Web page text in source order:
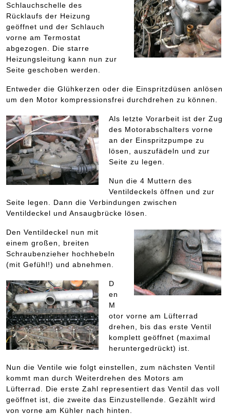
Schlauchschelle des
Rücklaufs der Heizung
geöffnet und der Schlauch
vorne am Termostat
abgezogen. Die starre
Heizungsleitung kann nun zur
Seite geschoben werden.
Entweder die Glühkerzen oder die Einspritzdüsen anlösen
um den Motor kompressionsfrei durchdrehen zu können.
Als letzte Vorarbeit ist der Zug
des Motorabschalters vorne
an der Einspritzpumpe zu
lösen, auszufädeln und zur
Seite zu legen.
Nun die 4 Muttern des
Ventildeckels öffnen und zur
Seite legen. Dann die Verbindungen zwischen
Ventildeckel und Ansaugbrücke lösen.
Den Ventildeckel nun mit
einem großen, breiten
Schraubenzieher hochhebeln
(mit Gefühl!) und abnehmen.
D
en
M
otor vorne am Lüfterrad
drehen, bis das erste Ventil
komplett geöffnet (maximal
heruntergedrückt) ist.
Nun die Ventile wie folgt einstellen, zum nächsten Ventil
kommt man durch Weiterdrehen des Motors am
Lüfterrad. Die erste Zahl representiert das Ventil das voll
geöffnet ist, die zweite das Einzustellende. Gezählt wird
von vorne am Kühler nach hinten.